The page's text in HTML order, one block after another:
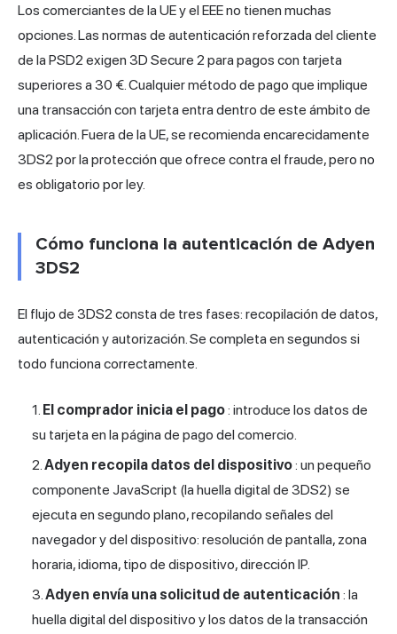
Los comerciantes de la UE y el EEE no tienen muchas
opciones. Las normas de autenticación reforzada del cliente
de la PSD2 exigen 3D Secure 2 para pagos con tarjeta
superiores a 30 €. Cualquier método de pago que implique
una transacción con tarjeta entra dentro de este ámbito de
aplicación. Fuera de la UE, se recomienda encarecidamente
3DS2 por la protección que ofrece contra el fraude, pero no
es obligatorio por ley.
Cómo funciona la autenticación de Adyen
3DS2
El flujo de 3DS2 consta de tres fases: recopilación de datos,
autenticación y autorización. Se completa en segundos si
todo funciona correctamente.
El comprador inicia el pago: introduce los datos de
su tarjeta en la página de pago del comercio.
Adyen recopila datos del dispositivo: un pequeño
componente JavaScript (la huella digital de 3DS2) se
ejecuta en segundo plano, recopilando señales del
navegador y del dispositivo: resolución de pantalla, zona
horaria, idioma, tipo de dispositivo, dirección IP.
Adyen envía una solicitud de autenticación : la
huella digital del dispositivo y los datos de la transacción